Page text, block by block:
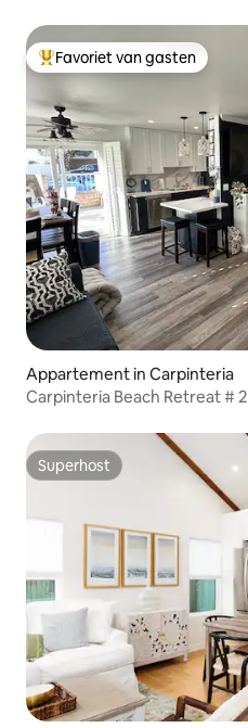
Topfavoriet van gasten
Favoriet van gasten
Appartement in Carpinteria
Carpinteria Beach Retreat # 2
Superhost
Superhost